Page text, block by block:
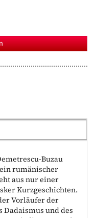
Buzau
rumänischer
aus nur einer
Kurzgeschichten.
Vorläufer der
Dadaismus und des